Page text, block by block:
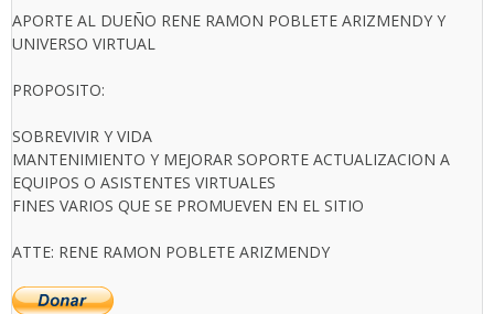
APORTE AL DUEÑO RENE RAMON POBLETE ARIZMENDY Y
UNIVERSO VIRTUAL
PROPOSITO:
SOBREVIVIR Y VIDA
MANTENIMIENTO Y MEJORAR SOPORTE ACTUALIZACION A
EQUIPOS O ASISTENTES VIRTUALES
FINES VARIOS QUE SE PROMUEVEN EN EL SITIO
ATTE: RENE RAMON POBLETE ARIZMENDY